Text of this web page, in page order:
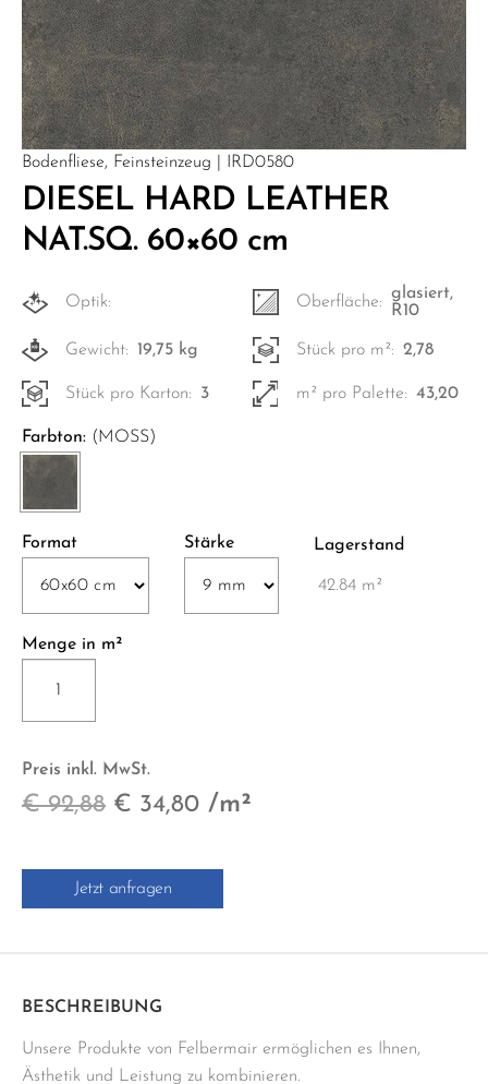
Bodenfliese, Feinsteinzeug | IRD0580
DIESEL HARD LEATHER
NAT.SQ. 60×60 cm
Optik: Oberfläche: glasiert,
R10
Gewicht: 19,75 kg Stück pro m²: 2,78
Stück pro Karton: 3 m² pro Palette: 43,20
Farbton: (MOSS)
Format Stärke Lagerstand
42.84 m²
Menge in m²
HARD
LEATHER
60x60
cm
Preis inkl. MwSt.
€92,88 Ursprünglicher
war:
€ 34,80Aktueller
/m²
Jetzt anfragen
BESCHREIBUNG
Unsere Produkte von Felbermair ermöglichen es Ihnen,
Ästhetik und Leistung zu kombinieren.